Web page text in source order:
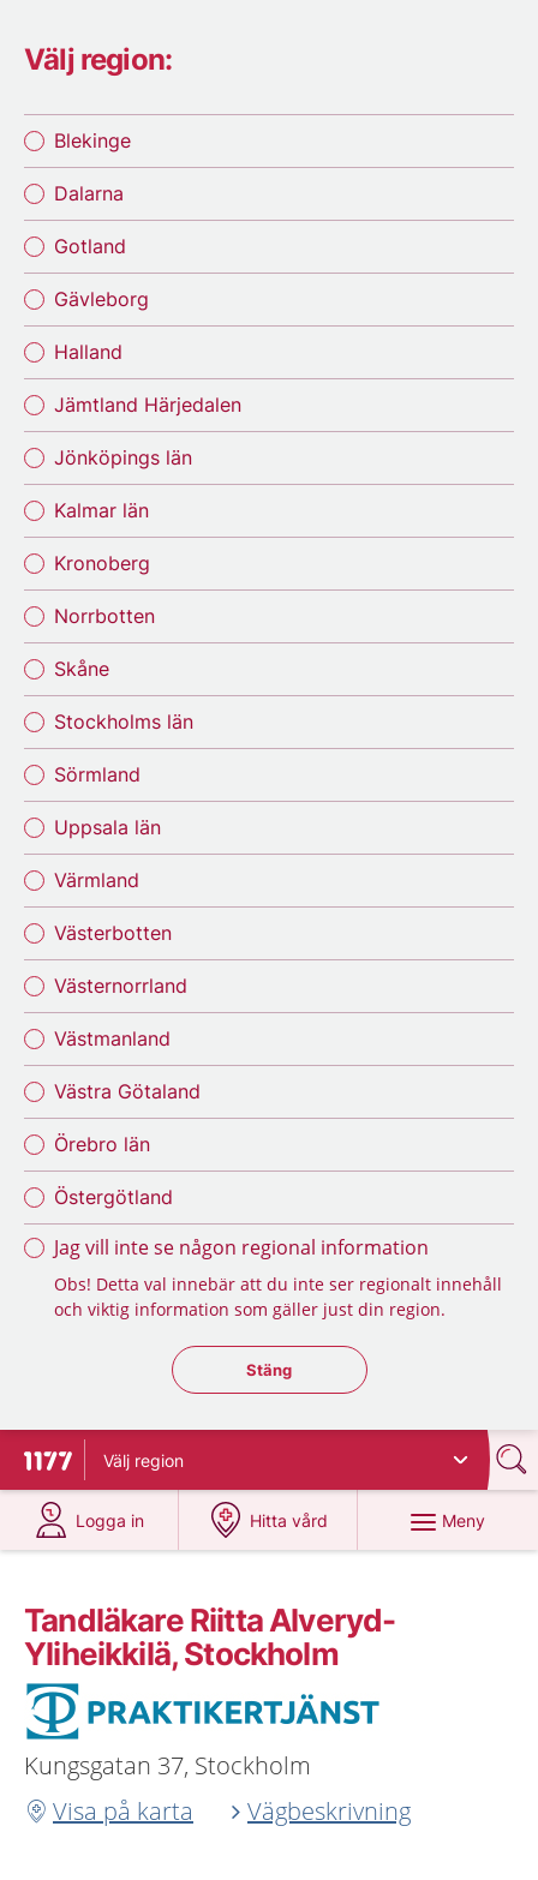
Välj region:
Blekinge
Dalarna
Gotland
Gävleborg
Halland
Jämtland Härjedalen
Jönköpings län
Kalmar län
Kronoberg
Norrbotten
Skåne
Stockholms län
Sörmland
Uppsala län
Värmland
Västerbotten
Västernorrland
Västmanland
Västra Götaland
Örebro län
Östergötland
Jag vill inte se någon regional information
Obs! Detta val innebär att du inte ser regionalt innehåll
och viktig information som gäller just din region.
Stäng regionsväljaren
Stäng
Till startsidan för 1177
Välj region
Logga in
på 1177.se
Hitta vård
på 1177.se
Meny
Tandläkare Riitta Alveryd-
Yliheikkilä, Stockholm
Kungsgatan 37, Stockholm
Visa på karta
Vägbeskrivning